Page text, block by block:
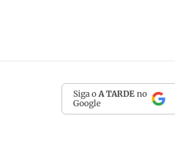
Siga o A TARDE no
Google